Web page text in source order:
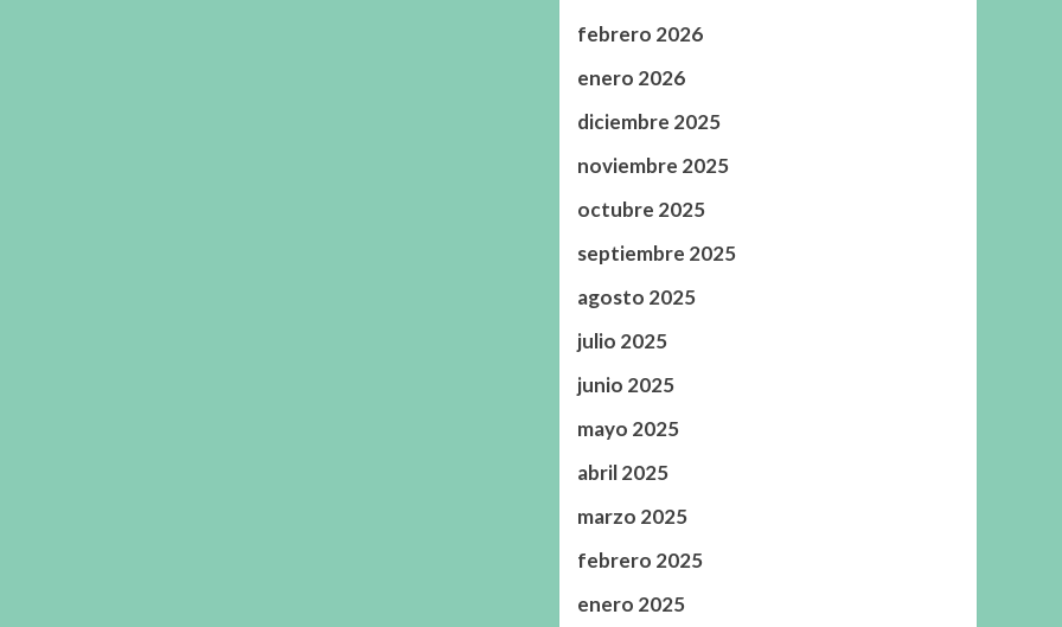
febrero 2026
enero 2026
diciembre 2025
noviembre 2025
octubre 2025
septiembre 2025
agosto 2025
julio 2025
junio 2025
mayo 2025
abril 2025
marzo 2025
febrero 2025
enero 2025